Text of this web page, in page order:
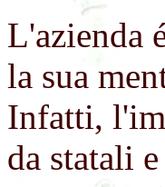
L'azienda
la sua
Infatti,
da statali